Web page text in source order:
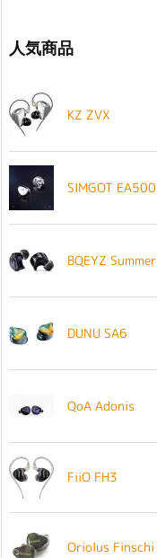
人気商品
KZ ZVX
SIMGOT EA500
BQEYZ Summer
DUNU SA6
QoA Adonis
FiiO FH3
Oriolus Finschi